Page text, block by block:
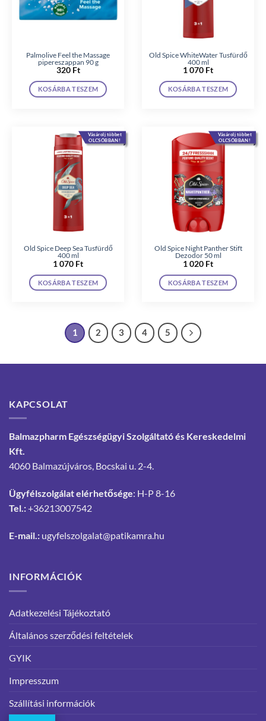
Palmolive Feel the Massage
pipereszappan 90 g
320 Ft
KOSÁRBA TESZEM
Old Spice WhiteWater Tusfürdő
400 ml
1 070 Ft
KOSÁRBA TESZEM
Vásárolj többet
OLCSÓBBAN!
Old Spice Deep Sea Tusfürdő
400 ml
1 070 Ft
KOSÁRBA TESZEM
Vásárolj többet
OLCSÓBBAN!
Old Spice Night Panther Stift
Dezodor 50 ml
1 020 Ft
KOSÁRBA TESZEM
1 2 3 4 5
KAPCSOLAT
Balmazpharm Egészségügyi Szolgáltató és Kereskedelmi
Kft.
4060 Balmazújváros, Bocskai u. 2-4.
Ügyfélszolgálat elérhetősége: H-P 8-16
Tel.:+36213007542
E-mail.: ugyfelszolgalat@patikamra.hu
INFORMÁCIÓK
Adatkezelési Tájékoztató
Általános szerződési feltételek
GYIK
Impresszum
Szállítási információk